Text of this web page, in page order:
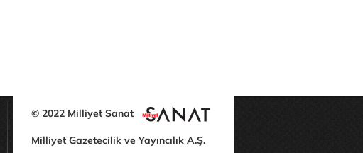
© 2022 Milliyet Sanat
Milliyet Gazetecilik ve Yayıncılık A.Ş.